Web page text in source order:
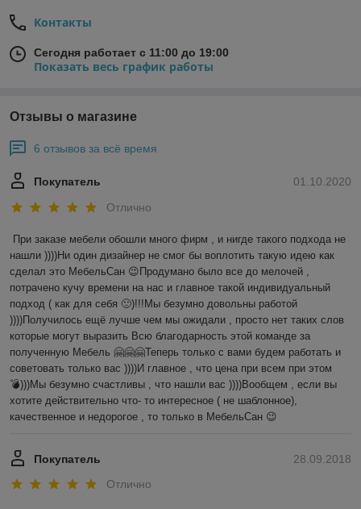
Контакты
Сегодня работает с 11:00 до 19:00
Показать весь график работы
Отзывы о магазине
6 отзывов за всё время
01.10.2020
Покупатель
Отлично
При заказе мебели обошли много фирм , и нигде такого подхода не
нашли ))))Ни один дизайнер не смог бы воплотить такую идею как
сделал это МебельСан 😉Продумано было все до мелочей ,
потрачено кучу времени на нас и главное такой индивидуальный
подход ( как для себя 🙂)!!!Мы безумно довольны работой
))))Получилось ещё лучше чем мы ожидали , просто нет таких слов
которые могут выразить Всю благодарность этой команде за
полученную Мебель 🤗🤗🤗Теперь только с вами будем работать и
советовать только вас ))))И главное , что цена при всем при этом
💣)))Мы безумно счастливы , что нашли вас ))))Вообщем , если вы
хотите действительно что- то интересное ( не шаблонное),
качественное и недорогое , то только в МебельСан 😉
28.09.2018
Покупатель
Отлично